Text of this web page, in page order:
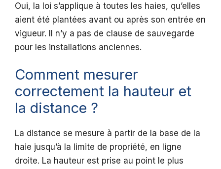
Oui, la loi s’applique à toutes les haies, qu’elles
aient été plantées avant ou après son entrée en
vigueur. Il n’y a pas de clause de sauvegarde
pour les installations anciennes.
Comment mesurer
correctement la hauteur et
la distance ?
La distance se mesure à partir de la base de la
haie jusqu’à la limite de propriété, en ligne
droite. La hauteur est prise au point le plus